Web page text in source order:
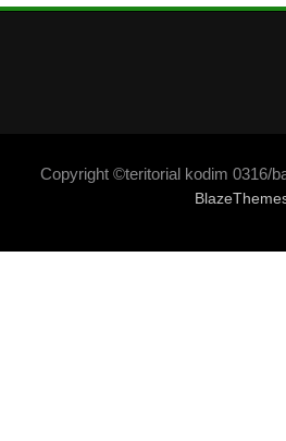
Copyright ©teritorial kodim 0316/